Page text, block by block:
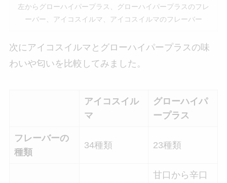
左からグローハイパープラス、グローハイパープラスのフレ
ーバー、アイコスイルマ、アイコスイルマのフレーバー
次にアイコスイルマとグローハイパープラスの味
わいや匂いを比較してみました。
アイコスイル
マ
グローハイパ
ープラス
フレーバーの
種類
34種類 23種類
甘口から辛口